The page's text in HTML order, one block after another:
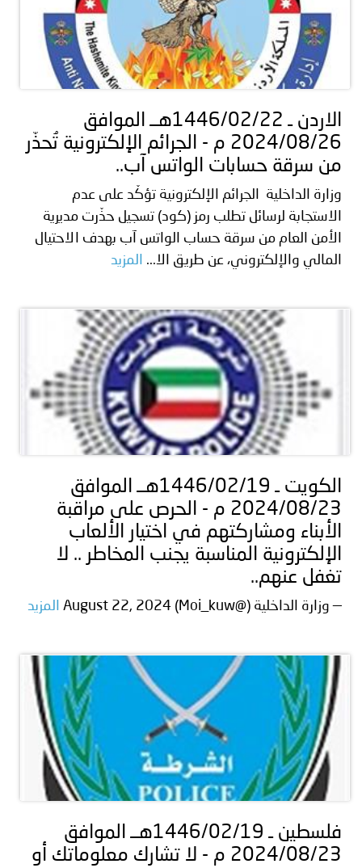
الاردن ـ 1446/02/22هــ الموافق
2024/08/26 م - الجرائم الإلكترونية تُحذّر
من سرقة حسابات الواتس آب..
وزارة الداخلية الجرائم الإلكترونية تؤكّد على عدم
الاستجابة لرسائل تطلب رمز (كود) تسجيل حذّرت مديرية
الأمن العام من سرقة حساب الواتس آب بهدف الاحتيال
المالي والإلكتروني، عن طريق الا...
المزيد
الكويت ـ 1446/02/19هــ الموافق
2024/08/23 م - الحرص على مراقبة
الأبناء ومشاركتهم في اختيار الألعاب
الإلكترونية المناسبة يجنب المخاطر .. لا
تغفل عنهم..
— وزارة الداخلية (@Moi_kuw) August 22, 2024 المزيد
فلسطين ـ 1446/02/19هــ الموافق
2024/08/23 م - لا تشارك معلوماتك أو